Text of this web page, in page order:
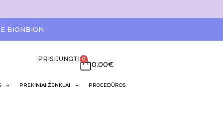
BIONBION
PRISIJUNGTI
0.00€
0
PREKINIAI ŽENKLAI PROCEDŪROS